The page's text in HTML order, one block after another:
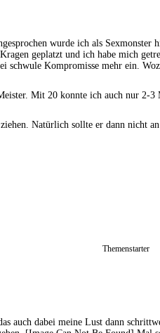
wurde ich als Sexmonster
geplatzt und ich habe mich
Kompromisse mehr ein.
Mit 20 konnte ich auch nur 2-3
Natürlich sollte er dann nicht
Themenstarter
auch dabei meine Lust dann